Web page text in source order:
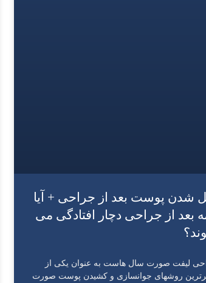
شدن پوست بعد از جراحی + آیا
بعد از جراحی دچار افتادگی می
لیفت صورت سال‌ هاست به‌ عنوان یکی از
روشهای جوانسازی و کشیدن پوست صورت